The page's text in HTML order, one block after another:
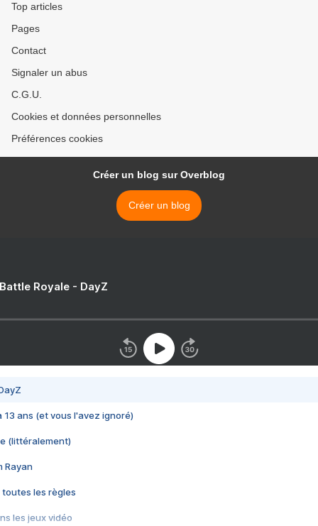
Top articles
Pages
Contact
Signaler un abus
C.G.U.
Cookies et données personnelles
Préférences cookies
Créer un blog sur Overblog
Créer un blog
Royale - DayZ
13 ans (et vous l'avez ignoré)
(littéralement)
Rayan
toutes les règles
les jeux vidéo